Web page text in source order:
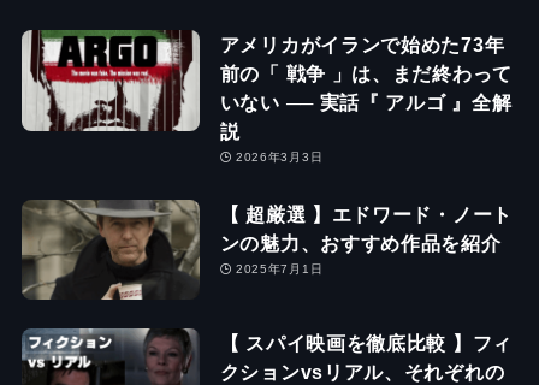
アメリカがイランで始めた73年
前の「 戦争 」は、まだ終わって
いない ── 実話『 アルゴ 』全解
説
2026年3月3日
【 超厳選 】エドワード・ノート
ンの魅力、おすすめ作品を紹介
2025年7月1日
【 スパイ映画を徹底比較 】フィ
クションvsリアル、それぞれの